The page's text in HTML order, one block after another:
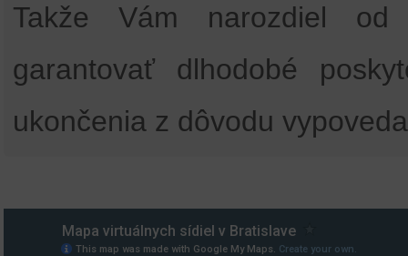
Takže Vám narozdiel od
garantovať dlhodobé
ukončenia z dôvodu